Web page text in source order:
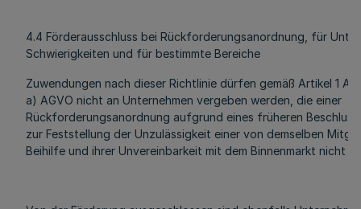
4.4 Förderausschluss bei Rückforderungsanordnung, für
Schwierigkeiten und für bestimmte Bereiche
Zuwendungen nach dieser Richtlinie dürfen gemäß Artikel 1
a) AGVO nicht an Unternehmen vergeben werden, die einer
Rückforderungsanordnung aufgrund eines früheren
zur Feststellung der Unzulässigkeit einer von demselben
Beihilfe und ihrer Unvereinbarkeit mit dem Binnenmarkt nicht